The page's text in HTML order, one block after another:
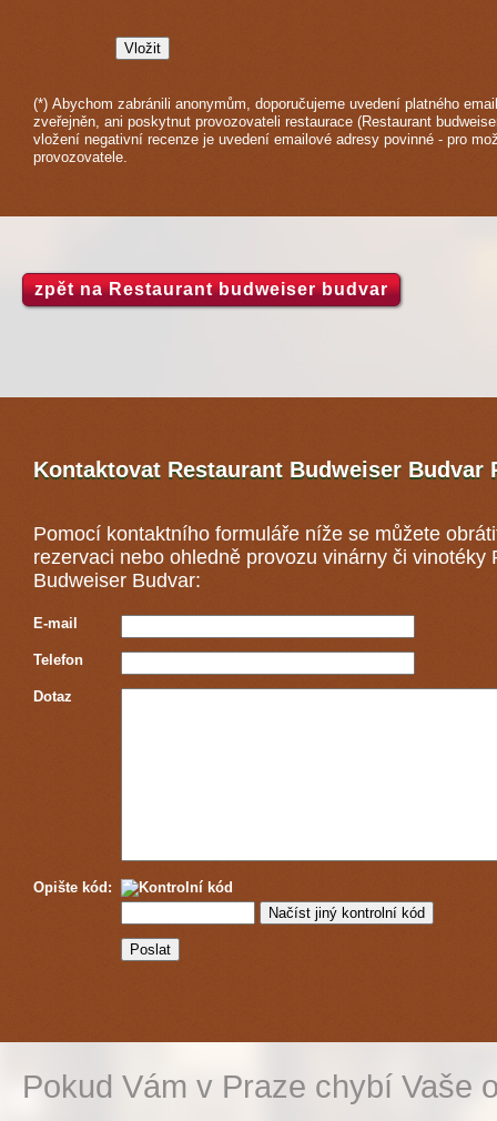
(*) Abychom zabránili anonymům, doporučujeme uvedení platného
zveřejněn, ani poskytnut provozovateli restaurace (Restaurant
vložení negativní recenze je uvedení emailové adresy povinné - pro
provozovatele.
zpět na Restaurant budweiser budvar
Kontaktovat Restaurant Budweiser Budvar
Pomocí kontaktního formuláře níže se můžete
rezervaci nebo ohledně provozu vinárny či vinotéky
Budweiser Budvar:
E-mail
Telefon
Dotaz
Opište kód:
Pokud Vám v Praze chybí Vaše